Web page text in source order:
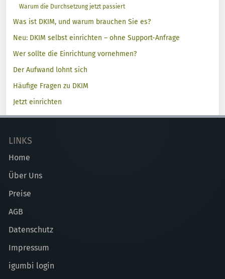
Warum die Durchsetzung jetzt passiert
Was ist DKIM, und warum brauchen Sie es?
Neu: DKIM selbst einrichten – ohne Support-Anfrage
Wer sollte die Einrichtung vornehmen?
Der Aufwand lohnt sich
Häufige Fragen zu DKIM
Jetzt einrichten
LINKS
Home
Über Uns
Preise
AGB
Datenschutz
Impressum
igumbi login